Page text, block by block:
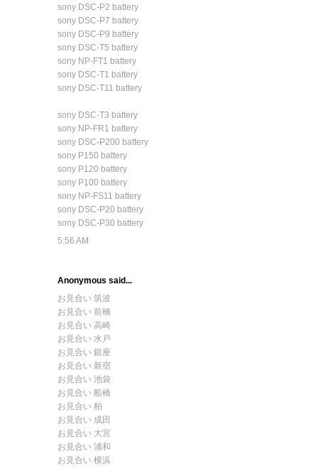
sony DSC-P2 battery
sony DSC-P7 battery
sony DSC-P9 battery
sony DSC-T5 battery
sony NP-FT1 battery
sony DSC-T1 battery
sony DSC-T11 battery
sony DSC-T3 battery
sony NP-FR1 battery
sony DSC-P200 battery
sony P150 battery
sony P120 battery
sony P100 battery
sony NP-FS11 battery
sony DSC-P20 battery
sony DSC-P30 battery
5:56 AM
Anonymous said...
お見合い 筑波
お見合い 前橋
お見合い 高崎
お見合い 水戸
お見合い 銀座
お見合い 新宿
お見合い 池袋
お見合い 船橋
お見合い 柏
お見合い 成田
お見合い 大宮
お見合い 浦和
お見合い 横浜